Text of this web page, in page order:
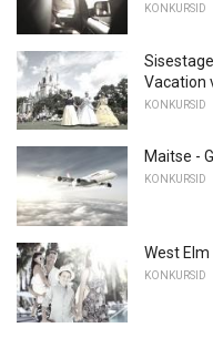
KONKURSID
Vacation
KONKURSID
Maitse -
KONKURSID
West
KONKURSID